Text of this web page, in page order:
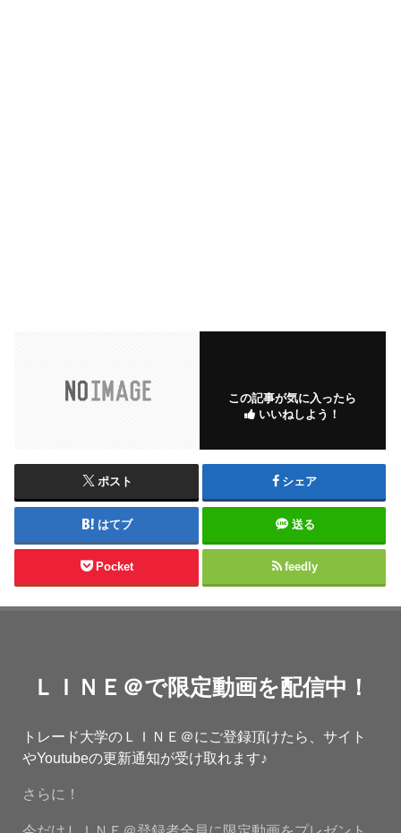
この記事が気に入ったら
いいねしよう！
ポスト シェア
はてブ 送る
Pocket feedly
ＬＩＮＥ＠で限定動画を配信中！
トレード大学のＬＩＮＥ＠にご登録頂けたら、サイト
やYoutubeの更新通知が受け取れます♪
さらに！